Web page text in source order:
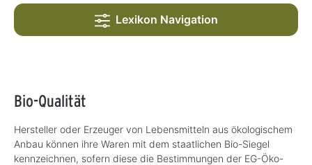
Lexikon Navigation
Bio-Qualität
Hersteller oder Erzeuger von Lebensmitteln aus ökologischem
Anbau können ihre Waren mit dem staatlichen Bio-Siegel
kennzeichnen, sofern diese die Bestimmungen der EG-Öko-